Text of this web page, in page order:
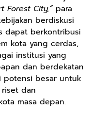
Forest City,”para
berdiskusi
dapat berkontribusi
kota yang cerdas,
institusi yang
dan berdekatan
potensi besar untuk
dan
masa depan.